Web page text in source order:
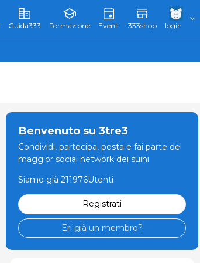
Guida333 Formazione Eventi 333shop login
Benvenuto su 3tre3
Condividi, partecipa, posta e fai parte del
maggior social network dei suini
Siamo già 211976Utenti
Registrati
Eri già un membro?